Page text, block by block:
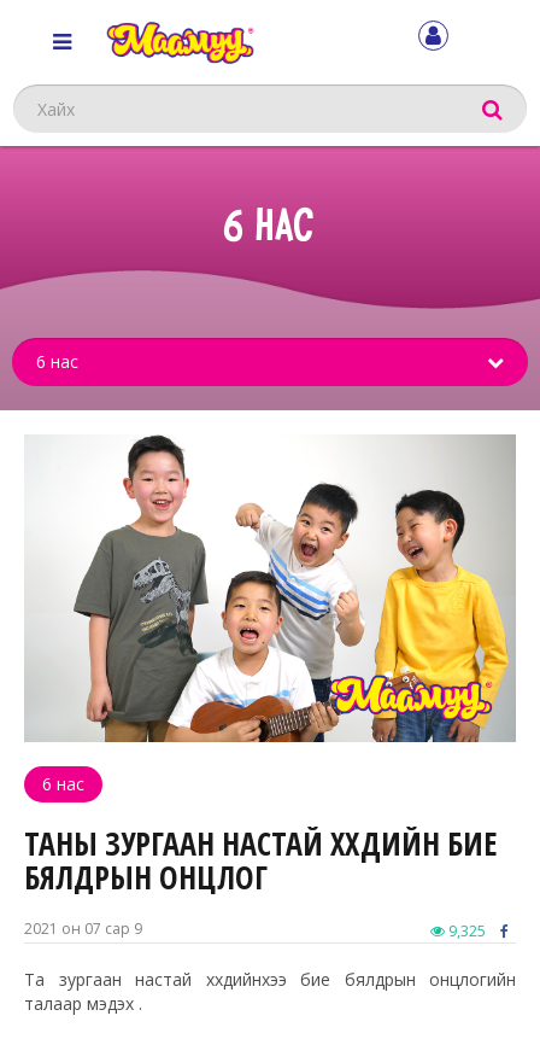
Хайх
6 НАС
6 нас
ТАНЫ ЗУРГААН НАСТАЙ ХҮҮХДИЙН БИЕ
БЯЛДРЫН ОНЦЛОГ
2021 он 07 сар 9 9,325
Та зургаан настай хүүхдийнхээ бие бялдрын онцлогийн
талаар мэдэх үү.